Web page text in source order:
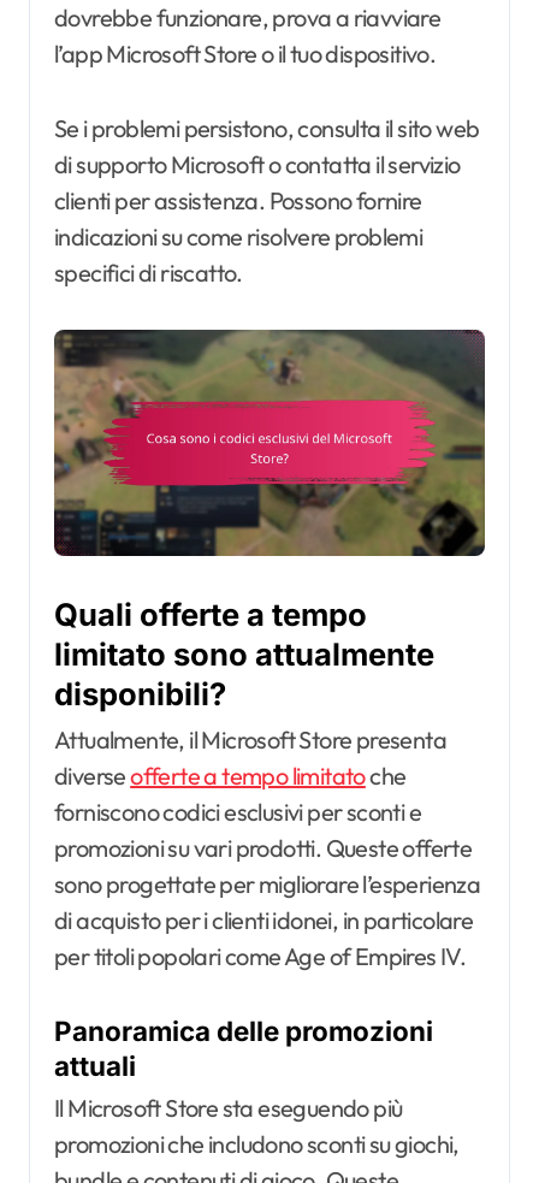
dovrebbe funzionare, prova a riavviare
l’app Microsoft Store o il tuo dispositivo.
Se i problemi persistono, consulta il sito web
di supporto Microsoft o contatta il servizio
clienti per assistenza. Possono fornire
indicazioni su come risolvere problemi
specifici di riscatto.
Quali offerte a tempo
limitato sono attualmente
disponibili?
Attualmente, il Microsoft Store presenta
diverseofferte a tempo limitatoche
forniscono codici esclusivi per sconti e
promozioni su vari prodotti. Queste offerte
sono progettate per migliorare l’esperienza
di acquisto per i clienti idonei, in particolare
per titoli popolari come Age of Empires IV.
Panoramica delle promozioni
attuali
Il Microsoft Store sta eseguendo più
promozioni che includono sconti su giochi,